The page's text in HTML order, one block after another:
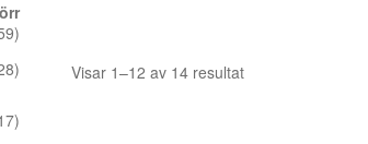
Visar 1–12 av 14 resultatSortera